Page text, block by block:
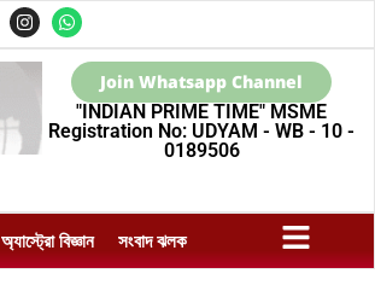
Join Whatsapp Channel
"INDIAN PRIME TIME" MSME
Registration No: UDYAM - WB - 10 -
0189506
অ্যাস্ট্রো বিজ্ঞান সংবাদ ঝলক